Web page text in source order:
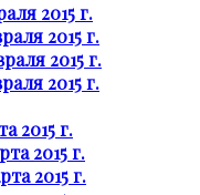
2015 г.
2015 г.
2015 г.
2015 г.
2015 г.
2015 г.
2015 г.